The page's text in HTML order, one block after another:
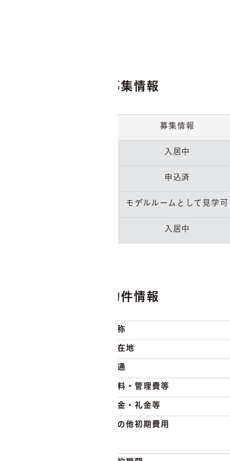
募集情報
募集情報
入居中
申込済
モデルルームとして見学可
入居中
物件情報
名称
所在地
交通
賃料・管理費等
敷金・礼金等
その他初期費用